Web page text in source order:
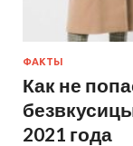
ФАКТЫ
Как не
2021 года